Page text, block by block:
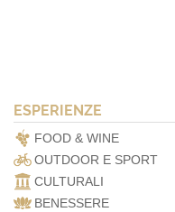
ESPERIENZE
FOOD & WINE
OUTDOOR E SPORT
CULTURALI
BENESSERE